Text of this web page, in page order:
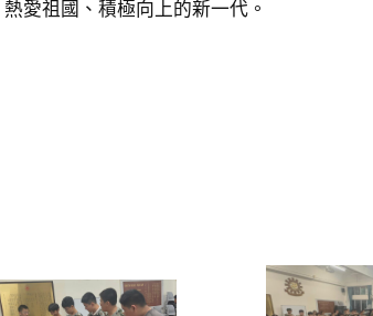
愛祖國、積極向上的新一代。